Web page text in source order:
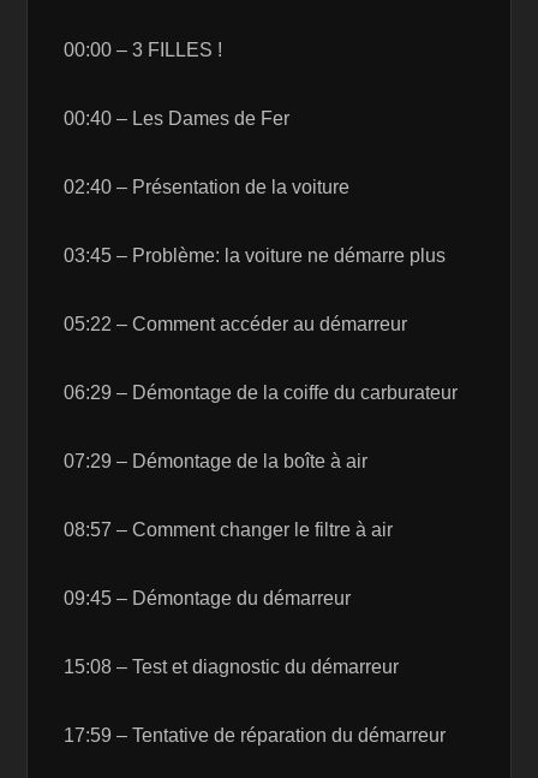
00:00 – 3 FILLES !
00:40 – Les Dames de Fer
02:40 – Présentation de la voiture
03:45 – Problème: la voiture ne démarre plus
05:22 – Comment accéder au démarreur
06:29 – Démontage de la coiffe du carburateur
07:29 – Démontage de la boîte à air
08:57 – Comment changer le filtre à air
09:45 – Démontage du démarreur
15:08 – Test et diagnostic du démarreur
17:59 – Tentative de réparation du démarreur